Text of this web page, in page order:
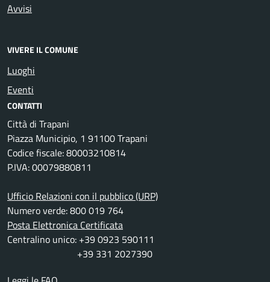
Avvisi
VIVERE IL COMUNE
Luoghi
Eventi
CONTATTI
Città di Trapani
Piazza Municipio, 1 91100 Trapani
Codice fiscale: 80003210814
P.IVA: 00079880811
Ufficio Relazioni con il pubblico (URP)
Numero verde: 800 019 764
Posta Elettronica Certificata
Centralino unico: +39 0923 590111
+39 331 2027390